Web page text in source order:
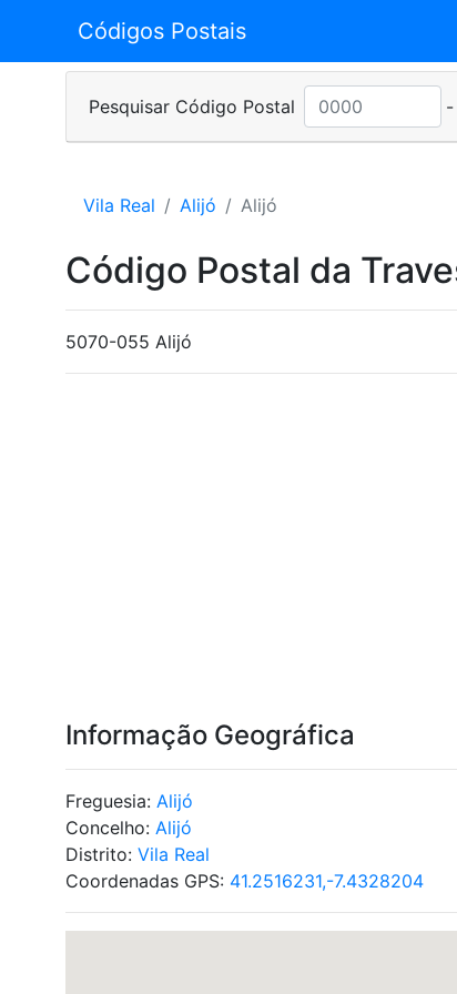
Códigos Postais
Pesquisar Código Postal -
Vila Real Alijó Alijó
Código Postal da
5070-055 Alijó
Informação Geográfica
Freguesia: Alijó
Concelho: Alijó
Distrito: Vila Real
Coordenadas GPS: 41.2516231,-7.4328204